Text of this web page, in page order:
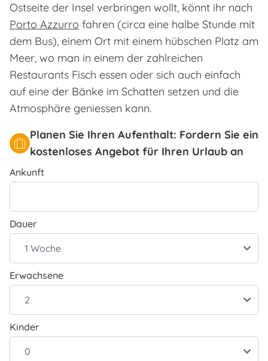
Ostseite der Insel verbringen wollt, könnt ihr nach
Porto Azzurro fahren (circa eine halbe Stunde mit
dem Bus), einem Ort mit einem hübschen Platz am
Meer, wo man in einem der zahlreichen
Restaurants Fisch essen oder sich auch einfach
auf eine der Bänke im Schatten setzen und die
Atmosphäre geniessen kann.
Planen Sie Ihren Aufenthalt: Fordern Sie ein
kostenloses Angebot für Ihren Urlaub an
Ankunft
Dauer
Erwachsene
Kinder